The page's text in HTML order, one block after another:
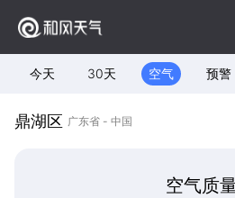
今天 30天 空气 预警
鼎湖区 广东省 - 中国
空气质